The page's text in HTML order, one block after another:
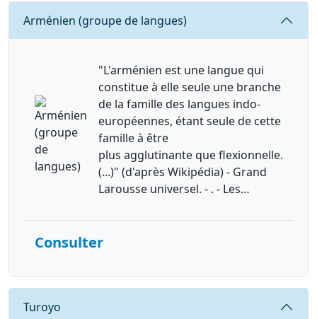
Requête
Arménien (groupe de langues)
"L'arménien est une langue qui
constitue à elle seule une branche
de la famille des langues indo-
européennes, étant seule de cette
famille à être
plus agglutinante que flexionnelle.
(...)" (d'après Wikipédia) - Grand
Larousse universel. - . - Les…
Consulter
Requête
Turoyo